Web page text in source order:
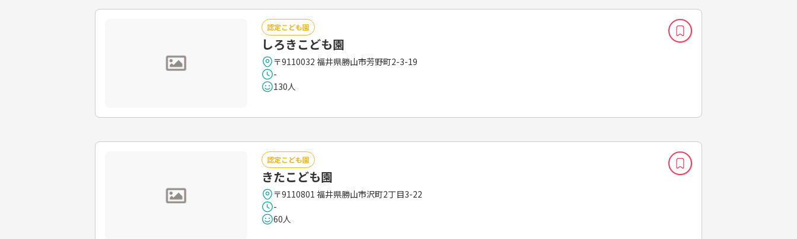
認定こども園
しろきこども園
〒9110032 福井県勝山市芳野町2-3-19
-
130人
認定こども園
きたこども園
〒9110801 福井県勝山市沢町2丁目3-22
-
60人